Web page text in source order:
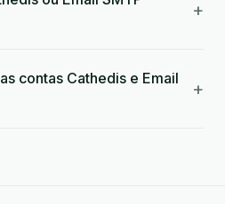
+
contas Cathedis e Email
+